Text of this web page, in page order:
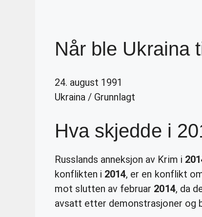
Når ble Ukraina
24. august 1991
Ukraina / Grunnlagt
Hva skjedde i
Russlands anneksjon av Krim i
konflikten i 2014, er en konflikt
mot slutten av februar 2014, da
avsatt etter demonstrasjoner og